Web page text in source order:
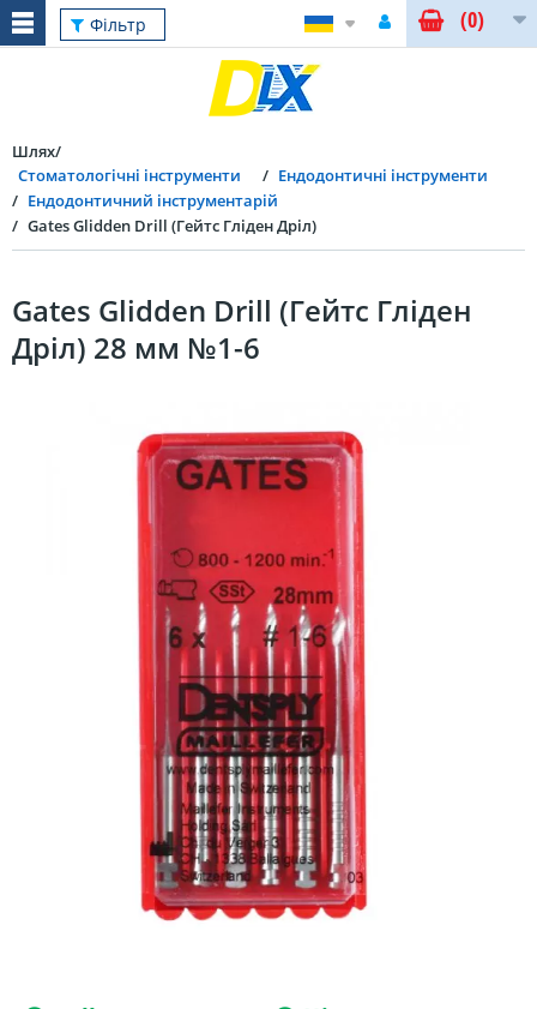
Фільтр (0)
Шлях
Стоматологічні інструменти
Ендодонтичні інструменти
Ендодонтичний інструментарій
Gates Glidden Drill (Гейтс Гліден Дріл)
Gates Glidden Drill (Гейтс Гліден
Дріл) 28 мм №1-6